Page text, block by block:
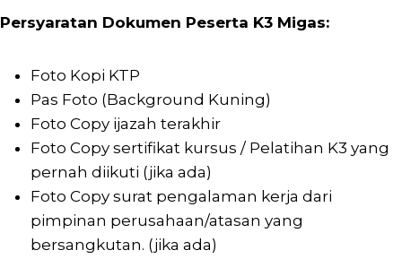
Persyaratan Dokumen Peserta K3 Migas:
Foto Kopi KTP
Pas Foto (Background Kuning)
Foto Copy ijazah terakhir
Foto Copy sertifikat kursus / Pelatihan K3 yang
pernah diikuti (jika ada)
Foto Copy surat pengalaman kerja dari
pimpinan perusahaan/atasan yang
bersangkutan. (jika ada)